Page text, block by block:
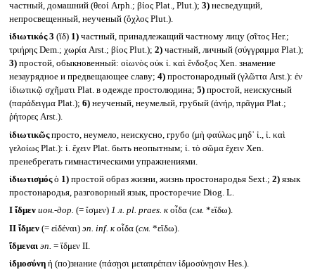
частный, домашний (θεοί Arph.; βίος Plat., Plut.); 3)несведущий,
непросвещенный, неученый (ὄχλος Plut.).
ἰδιωτικός 3 (ῐδ) 1)частный, принадлежащий частному лицу (σῖτος Her.;
τριήρης Dem.; χωρία Arst.; βίος Plut.); 2)частный, личный (σύγγραμμα Plat.);
3)простой, обыкновенный: οἰωνὸς οὐκ ἰ. καὶ ἔνδοξος Xen. знамение
незаурядное и предвещающее славу; 4)простонародный (γλῶττα Arst.): ἐν
ἰδιωτικῷ σχῆματι Plat. в одежде простолюдина; 5)простой, неискусный
(παράδειγμα Plat.); 6)неученый, неумелый, грубый (ἀνήρ, πρᾶγμα Plat.;
ῥήτορες Arst.).
ἰδιωτικῶςпросто, неумело, неискусно, грубо (μὴ φαύλως μηδ᾽ ἰ., ἰ. καὶ
γελοίως Plat.): ἰ. ἔχειν Plat. быть неопытным; ἰ. τὸ σῶμα ἔχειν Xen.
пренебрегать гимнастическими упражнениями.
ἰδιωτισμόςὁ 1)простой образ жизни, жизнь простонародья Sext.; 2)язык
простонародья, разговорный язык, просторечие Diog. L.
I ἴδμεν ион.-дор. (= ἴσμεν)1 л. pl. praes. кοἶδα (см. *εἴδω).
II ἴδμεν (= εἰδέναι)эп. inf. кοἶδα (см. *εἴδω).
ἴδμεναι эп. = ἴδμεν II.
ἰδμοσύνη ἡ (по)знание (πάσῃσι μεταπρέπειν ἰδμοσύνῃσιν Hes.).